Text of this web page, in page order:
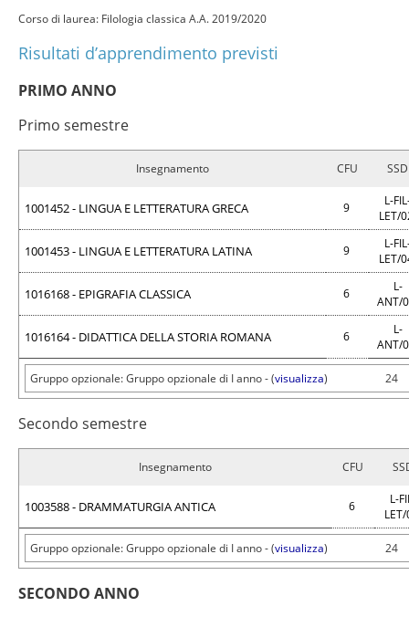
Corso di laurea: Filologia classica A.A. 2019/2020
Risultati d’apprendimento previsti
PRIMO ANNO
Primo semestre
Insegnamento CFU SSD
1001452 - LINGUA E LETTERATURA GRECA 9
L-
LET/
1001453 - LINGUA E LETTERATURA LATINA 9
L-
LET/
1016168 - EPIGRAFIA CLASSICA 6
L-
ANT/
1016164 - DIDATTICA DELLA STORIA ROMANA 6
L-
ANT/
Gruppo opzionale: Gruppo opzionale di I anno - (visualizza) 24
Secondo semestre
Insegnamento CFU
1003588 - DRAMMATURGIA ANTICA 6
L-
Gruppo opzionale: Gruppo opzionale di I anno - (visualizza) 24
SECONDO ANNO